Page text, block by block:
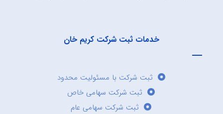
خدمات ثبت شرکت کریم خان
ثبت شرکت با مسئولیت محدود
ثبت شرکت سهامی خاص
ثبت شرکت سهامی عام